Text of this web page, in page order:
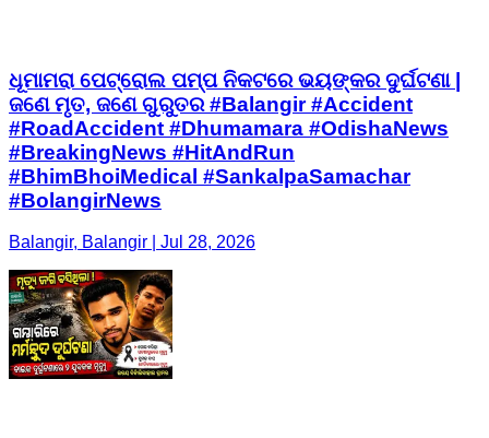
ଧୂମାମରା ପେଟ୍ରୋଲ ପମ୍ପ ନିକଟରେ ଭୟଙ୍କର ଦୁର୍ଘଟଣା |
ଜଣେ ମୃତ, ଜଣେ ଗୁରୁତର #Balangir #Accident
#RoadAccident #Dhumamara #OdishaNews
#BreakingNews #HitAndRun
#BhimBhoiMedical #SankalpaSamachar
#BolangirNews
Balangir, Balangir | Jul 28, 2026